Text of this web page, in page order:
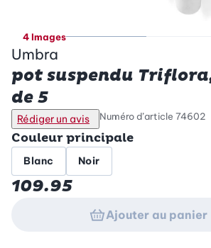
4 Images
Umbra
pot suspendu
de 5
Rédiger un avis Numéro d’article 74602
Couleur principale
Blanc Noir
109.95
Ajouter au panier